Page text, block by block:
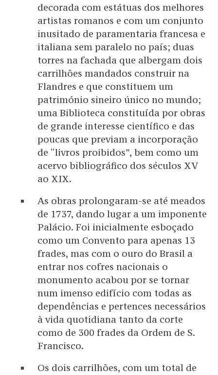
decorada com estátuas dos melhores
artistas romanos e com um conjunto
inusitado de paramentaria francesa e
italiana sem paralelo no país; duas
torres na fachada que albergam dois
carrilhões mandados construir na
Flandres e que constituem um
património sineiro único no mundo;
uma Biblioteca constituída por obras
de grande interesse científico e das
poucas que previam a incorporação
de “livros proibidos”, bem como um
acervo bibliográfico dos séculos XV
ao XIX.
As obras prolongaram-se até meados
de 1737, dando lugar a um imponente
Palácio. Foi inicialmente esboçado
como um Convento para apenas 13
frades, mas com o ouro do Brasil a
entrar nos cofres nacionais o
monumento acabou por se tornar
num imenso edifício com todas as
dependências e pertences necessários
à vida quotidiana tanto da corte
como de 300 frades da Ordem de S.
Francisco.
Os dois carrilhões, com um total de